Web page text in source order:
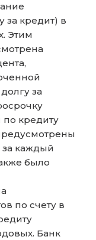
за кредит) в
Этим
за
кредиту
за каждый
было
по счету в
Банк